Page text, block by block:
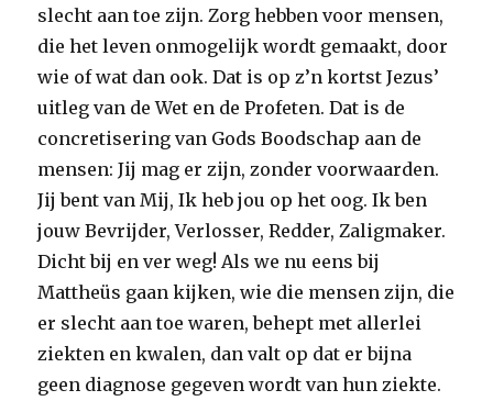
slecht aan toe zijn. Zorg hebben voor mensen,
die het leven onmogelijk wordt gemaakt, door
wie of wat dan ook. Dat is op z’n kortst Jezus’
uitleg van de Wet en de Profeten. Dat is de
concretisering van Gods Boodschap aan de
mensen: Jij mag er zijn, zonder voorwaarden.
Jij bent van Mij, Ik heb jou op het oog. Ik ben
jouw Bevrijder, Verlosser, Redder, Zaligmaker.
Dicht bij en ver weg! Als we nu eens bij
Mattheüs gaan kijken, wie die mensen zijn, die
er slecht aan toe waren, behept met allerlei
ziekten en kwalen, dan valt op dat er bijna
geen diagnose gegeven wordt van hun ziekte.